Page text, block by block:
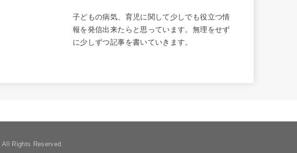
子どもの病気、育児に関して少しでも役立つ情
報を発信出来たらと思っています。無理をせず
に少しずつ記事を書いていきます。
All Rights Reserved.